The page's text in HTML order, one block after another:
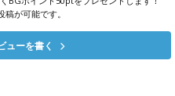
が可能です。
ューを書く